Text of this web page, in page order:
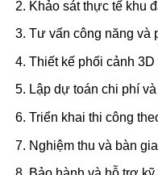
Khảo sát thực tế khu
Tư vấn công năng và
Thiết kế phối cảnh
Lập dự toán chi phí
Triển khai thi công
Nghiệm thu và bàn